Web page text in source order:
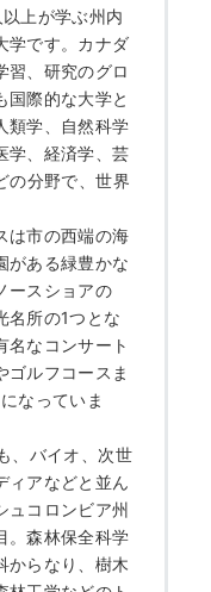
上が学ぶ州内
学です。カナダ
習、研究のグロ
国際的な大学と
類学、自然科学
学、経済学、芸
の分野で、世界
は市の西端の海
がある緑豊かな
ースショアの
名所の1つとな
名なコンサート
ゴルフコースま
なっていま
、バイオ、次世
ィアなどと並ん
ュコロンビア州
。森林保全科学
からなり、樹木